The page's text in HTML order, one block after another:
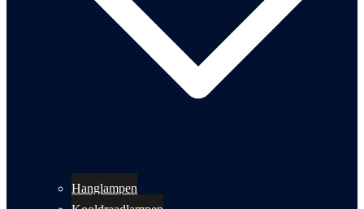
Hanglampen